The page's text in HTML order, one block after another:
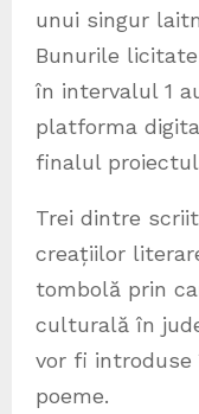
unui singur
Bunurile
în intervalul 1
platforma
finalul
Trei dintre
creațiilor
tombolă prin
culturală în
vor fi
poeme.